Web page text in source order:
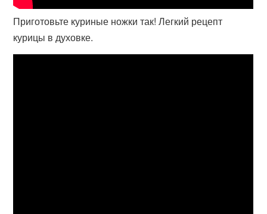
Приготовьте куриные ножки так! Легкий рецепт
курицы в духовке.